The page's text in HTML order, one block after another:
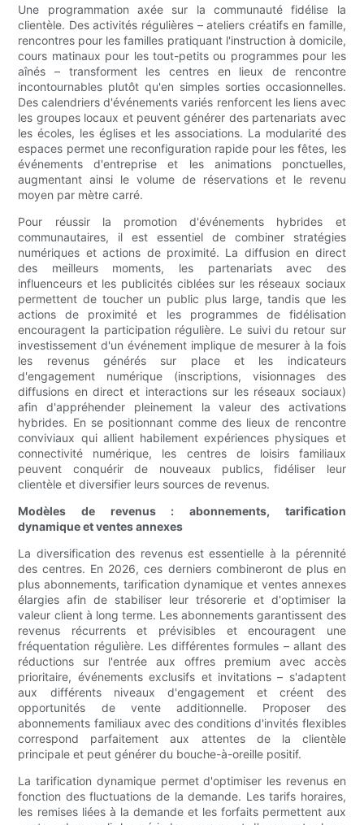
Une programmation axée sur la communauté fidélise la
clientèle. Des activités régulières – ateliers créatifs en famille,
rencontres pour les familles pratiquant l'instruction à domicile,
cours matinaux pour les tout-petits ou programmes pour les
aînés – transforment les centres en lieux de rencontre
incontournables plutôt qu'en simples sorties occasionnelles.
Des calendriers d'événements variés renforcent les liens avec
les groupes locaux et peuvent générer des partenariats avec
les écoles, les églises et les associations. La modularité des
espaces permet une reconfiguration rapide pour les fêtes, les
événements d'entreprise et les animations ponctuelles,
augmentant ainsi le volume de réservations et le revenu
moyen par mètre carré.
Pour réussir la promotion d'événements hybrides et
communautaires, il est essentiel de combiner stratégies
numériques et actions de proximité. La diffusion en direct
des meilleurs moments, les partenariats avec des
influenceurs et les publicités ciblées sur les réseaux sociaux
permettent de toucher un public plus large, tandis que les
actions de proximité et les programmes de fidélisation
encouragent la participation régulière. Le suivi du retour sur
investissement d'un événement implique de mesurer à la fois
les revenus générés sur place et les indicateurs
d'engagement numérique (inscriptions, visionnages des
diffusions en direct et interactions sur les réseaux sociaux)
afin d'appréhender pleinement la valeur des activations
hybrides. En se positionnant comme des lieux de rencontre
conviviaux qui allient habilement expériences physiques et
connectivité numérique, les centres de loisirs familiaux
peuvent conquérir de nouveaux publics, fidéliser leur
clientèle et diversifier leurs sources de revenus.
Modèles de revenus : abonnements, tarification
dynamique et ventes annexes
La diversification des revenus est essentielle à la pérennité
des centres. En 2026, ces derniers combineront de plus en
plus abonnements, tarification dynamique et ventes annexes
élargies afin de stabiliser leur trésorerie et d'optimiser la
valeur client à long terme. Les abonnements garantissent des
revenus récurrents et prévisibles et encouragent une
fréquentation régulière. Les différentes formules – allant des
réductions sur l'entrée aux offres premium avec accès
prioritaire, événements exclusifs et invitations – s'adaptent
aux différents niveaux d'engagement et créent des
opportunités de vente additionnelle. Proposer des
abonnements familiaux avec des conditions d'invités flexibles
correspond parfaitement aux attentes de la clientèle
principale et peut générer du bouche-à-oreille positif.
La tarification dynamique permet d'optimiser les revenus en
fonction des fluctuations de la demande. Les tarifs horaires,
les remises liées à la demande et les forfaits permettent aux